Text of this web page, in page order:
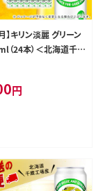
】キリン淡麗 グリーン
（24本）＜北海道千歳
円